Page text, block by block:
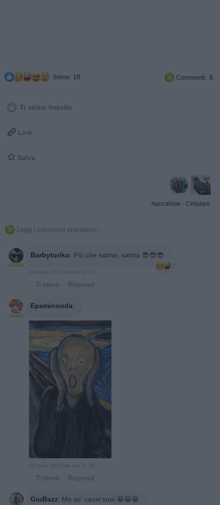
Stime: 18  Commenti: 8
Ti stimo fratello
 Link
 Salva
Apocalisse · Cellulare
 Leggi i commenti precedenti...
Barbyturiko: Più che salmo, salma 😎😎😎
2
29 Aprile 2024 alle ore 11:21
· Ti stimo · Rispondi
Epaminonda:
29 Aprile 2024 alle ore 11:28
· Ti stimo · Rispondi
GiuBazz: Mo so' caxxi suoi 😁😁😁